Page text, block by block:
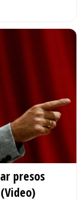
presos